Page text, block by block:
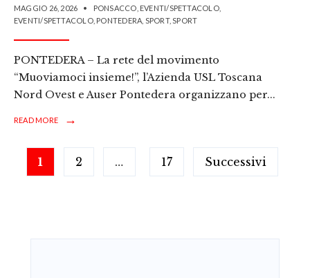
MAGGIO 26, 2026 • PONSACCO EVENTI/SPETTACOLO,
EVENTI/SPETTACOLO, PONTEDERA SPORT,SPORT
PONTEDERA – La rete del movimento
“Muoviamoci insieme!”, l’Azienda USL Toscana
Nord Ovest e Auser Pontedera organizzano per...
READ MORE →
Paginazione
degli
1 2 … 17 Successivi